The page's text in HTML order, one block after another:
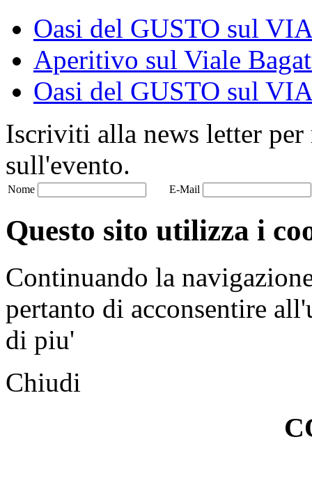
Oasi del GUSTO sul
Aperitivo sul Viale
Oasi del GUSTO sul
Iscriviti alla news letter
sull'evento.
Nome E-Mail
Questo sito utilizza i
Continuando la
pertanto di acconsentire
di piu'
Chiudi